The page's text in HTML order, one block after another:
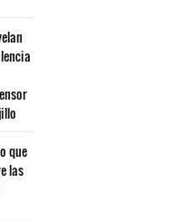
que
las